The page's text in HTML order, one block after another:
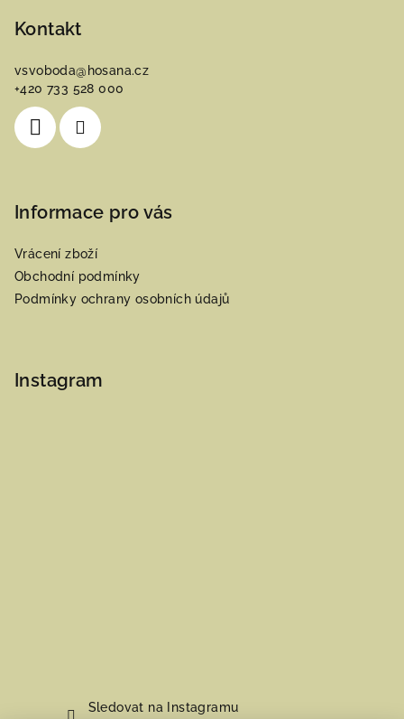
Kontakt
vsvoboda@ hosana.cz
+420 733 528 000
Informace pro vás
Vrácení zboží
Obchodní podmínky
Podmínky ochrany osobních údajů
Instagram
Sledovat na Instagramu